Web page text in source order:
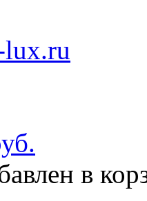
lux.ru
в